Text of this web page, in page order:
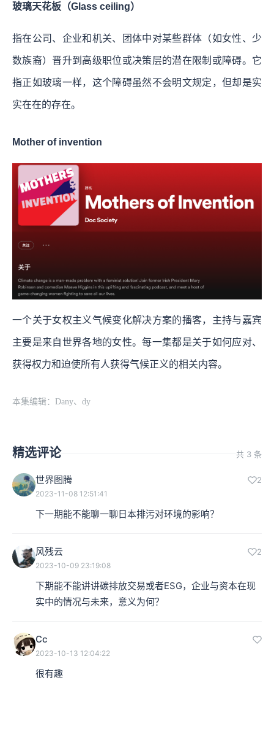
玻璃天花板（Glass ceiling）
指在公司、企业和机关、团体中对某些群体（如女性、少
数族裔）晋升到高级职位或决策层的潜在限制或障碍。它
指正如玻璃一样，这个障碍虽然不会明文规定，但却是实
实在在的存在。
Mother of invention
一个关于女权主义气候变化解决方案的播客，主持与嘉宾
主要是来自世界各地的女性。每一集都是关于如何应对、
获得权力和迫使所有人获得气候正义的相关内容。
本集编辑：Dany、dy
精选评论 共 3 条
世界图腾 2
2023-11-08 12:51:41
下一期能不能聊一聊日本排污对环境的影响？
风残云 2
2023-10-09 23:19:08
下期能不能讲讲碳排放交易或者ESG，企业与资本在现
实中的情况与未来，意义为何？
Cc
2023-10-13 12:04:22
很有趣